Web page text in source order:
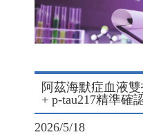
阿茲海默症血液
+ p-tau217精準確
2026/5/18